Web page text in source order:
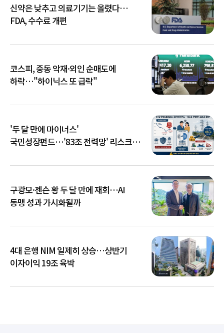
신약은 낮추고 의료기기는 올렸다…
FDA, 수수료 개편
코스피, 중동 악재·외인 순매도에
하락…"하이닉스 또 급락"
'두 달 만에 마이너스'
국민성장펀드…'83조 전력망' 리스크
구광모·젠슨 황 두 달 만에 재회…AI
동맹 성과 가시화될까
4대 은행 NIM 일제히 상승…상반기
이자이익 19조 육박